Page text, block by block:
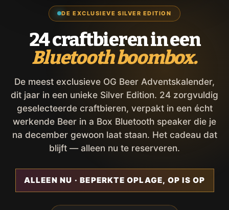
DE EXCLUSIEVE SILVER EDITION
24 craftbieren in een
Bluetooth boombox.
De meest exclusieve OG Beer Adventskalender,
dit jaar in een unieke Silver Edition. 24 zorgvuldig
geselecteerde craftbieren, verpakt in een écht
werkende Beer in a Box Bluetooth speaker die je
na december gewoon laat staan. Het cadeau dat
blijft — alleen nu te reserveren.
ALLEEN NU · BEPERKTE OPLAGE, OP IS OP